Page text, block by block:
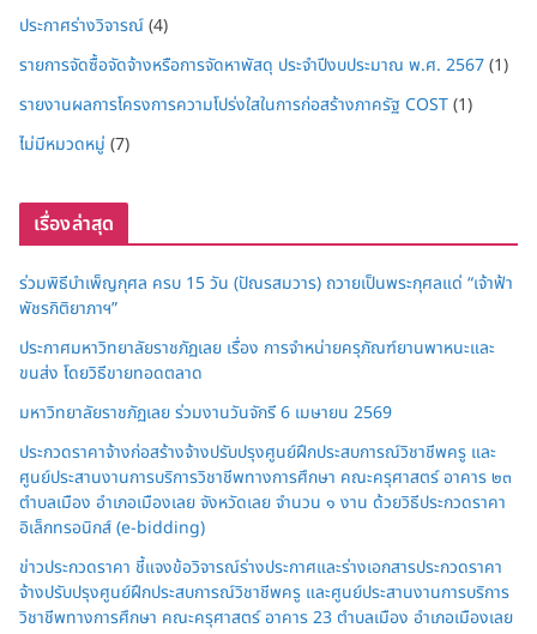
ประกาศร่างวิจารณ์(4)
รายการจัดซื้อจัดจ้างหรือการจัดหาพัสดุ ประจำปีงบประมาณ พ.ศ. 2567(1)
รายงานผลการโครงการความโปร่งใสในการก่อสร้างภาครัฐ COST(1)
ไม่มีหมวดหมู่ (7)
เรื่องล่าสุด
ร่วมพิธีบำเพ็ญกุศล ครบ 15 วัน (ปัณรสมวาร) ถวายเป็นพระกุศลแด่ “เจ้าฟ้า
พัชรกิติยาภาฯ”
ประกาศมหาวิทยาลัยราชภัฏเลย เรื่อง การจำหน่ายครุภัณฑ์ยานพาหนะและ
ขนส่ง โดยวิธีขายทอดตลาด
มหาวิทยาลัยราชภัฏเลย ร่วมงานวันจักรี 6 เมษายน 2569
ประกวดราคาจ้างก่อสร้างจ้างปรับปรุงศูนย์ฝึกประสบการณ์วิชาชีพครู และ
ศูนย์ประสานงานการบริการวิชาชีพทางการศึกษา คณะครุศาสตร์ อาคาร ๒๓
ตำบลเมือง อำเภอเมืองเลย จังหวัดเลย จำนวน ๑ งาน ด้วยวิธีประกวดราคา
อิเล็กทรอนิกส์ (e-bidding)
ข่าวประกวดราคา ชี้แจงข้อวิจารณ์ร่างประกาศและร่างเอกสารประกวดราคา
จ้างปรับปรุงศูนย์ฝึกประสบการณ์วิชาชีพครู และศูนย์ประสานงานการบริการ
วิชาชีพทางการศึกษา คณะครุศาสตร์ อาคาร 23 ตำบลเมือง อำเภอเมืองเลย